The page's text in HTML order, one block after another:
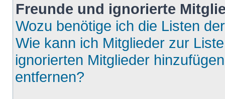
Freunde und ignorierte
Wozu benötige ich die Listen
Wie kann ich Mitglieder zur
ignorierten Mitglieder
entfernen?